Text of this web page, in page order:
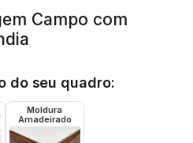
Campo com
do seu quadro:
Moldura
Amadeirado